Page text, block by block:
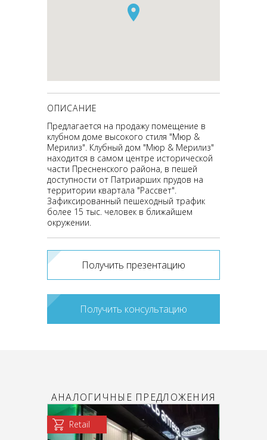
ОПИСАНИЕ
Предлагается на продажу помещение в
клубном доме высокого стиля "Мюр &
Мерилиз". Клубный дом "Мюр & Мерилиз"
находится в самом центре исторической
части Пресненского района, в пешей
доступности от Патриарших прудов на
территории квартала "Рассвет".
Зафиксированный пешеходный трафик
более 15 тыс. человек в ближайшем
окружении.
Получить презентацию
Получить консультацию
АНАЛОГИЧНЫЕ ПРЕДЛОЖЕНИЯ
Retail